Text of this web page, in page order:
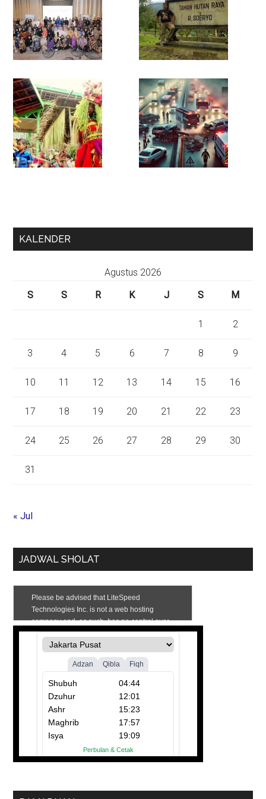
KALENDER
Agustus 2026
S
S R K J S M
1 2
3 4 5 6 7 8 9
10 11 12 13 14 15 16
17 18 19 20 21 22 23
24 25 26 27 28 29 30
31
« Jul
JADWAL SHOLAT